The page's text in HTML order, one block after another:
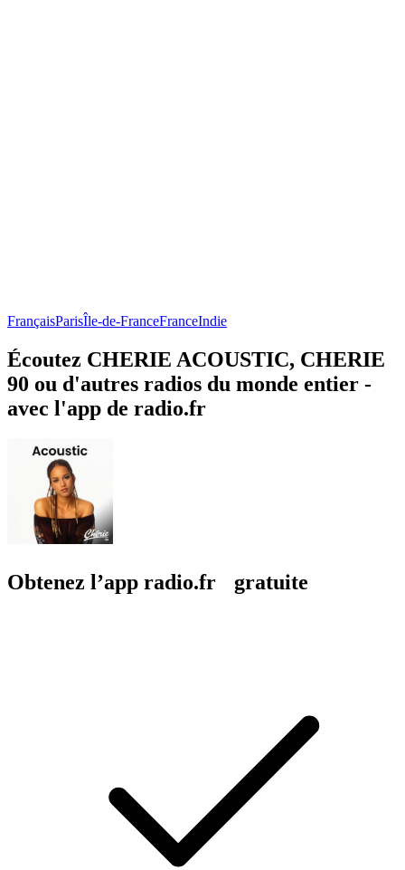
FrançaisParisÎle-de-FranceFranceIndie
Écoutez CHERIE ACOUSTIC, CHERIE
90 ou d'autres radios du monde entier -
avec l'app de radio.fr
Obtenez l’app radio.fr gratuite